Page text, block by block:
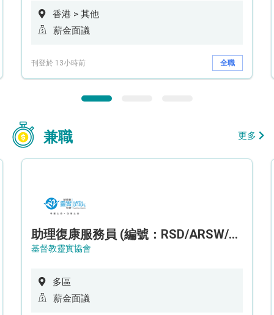
香港 > 其他
薪金面議
刊登於 13小時前 全職
兼職 更多
助理復康服務員 (編號：RSD/ARSW/CTE)
基督教靈實協會
多區
薪金面議